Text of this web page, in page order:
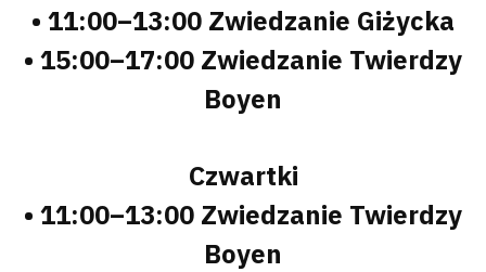
• 11:00–13:00 Zwiedzanie Giżycka
• 15:00–17:00 Zwiedzanie Twierdzy
Boyen
Czwartki
• 11:00–13:00 Zwiedzanie Twierdzy
Boyen